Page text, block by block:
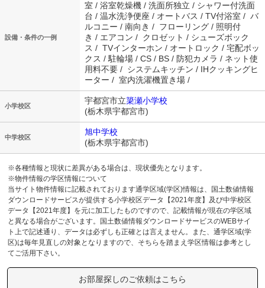
設備・条件の一例
室 / 浴室乾燥機 / 洗面所独立 / シャワー付洗面
台 / 温水洗浄便座 / オートバス / TV付浴室 / バ
ルコニー / 南向き / フローリング / 照明付
き / エアコン / クロゼット / シューズボック
ス / TVインターホン / オートロック / 宅配ボッ
クス / 駐輪場 / CS / BS / 防犯カメラ / ネット使
用料不要 / システムキッチン / IHクッキングヒ
ーター / 室内洗濯機置き場 /
小学校区
宇都宮市立簗瀬小学校
(栃木県宇都宮市)
中学校区
旭中学校
(栃木県宇都宮市)
※各種情報と現状に差異がある場合は、現状優先となります。
※物件情報の学区情報について
当サイト物件情報に記載されております通学区域(学区)情報は、国土数値情報
ダウンロードサービスが提供する小学校区データ【2021年度】及び中学校区
データ【2021年度】を元に加工したものですので、記載情報が現在の学区域
と異なる場合がございます。国土数値情報ダウンロードサービスのWEBサイ
ト上で記述通り、データは必ずしも正確とは言えません。また、通学区域(学
区)は毎年見直しの対象となりますので、そちらを踏まえ学区情報は参考とし
てご活用下さい。
お部屋探しのご依頼はこちら